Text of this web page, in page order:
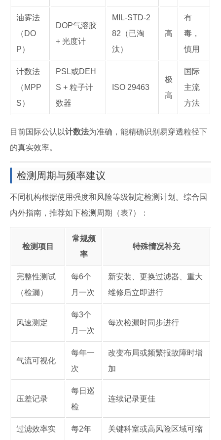
油雾法
（DO
P）
DOP气溶胶
+ 光度计
MIL-STD-2
82（已淘
汰）
高
有
毒，
慎用
计数法
（MPP
S）
PSL或DEH
S + 粒子计
数器
ISO 29463
极
高
国际
主流
方法
目前国际公认以计数法为准确，能精确识别易穿透粒径下
的真实效率。
检测周期与频率建议
不同机构根据使用强度和风险等级制定检测计划。综合国
内外指南，推荐如下检测周期（表7）：
检测项目
常规频
率
特殊情况补充
完整性测试
（检漏）
每6个
月一次
新安装、更换过滤器、重大
维修后立即进行
风速测定
每3个
月一次
每次检漏时同步进行
气流可视化
每年一
次
改变布局或频繁报故障时增
加
压差记录
每日巡
检
连续记录更佳
过滤效率实
每2年
关键科室或高风险区域可缩